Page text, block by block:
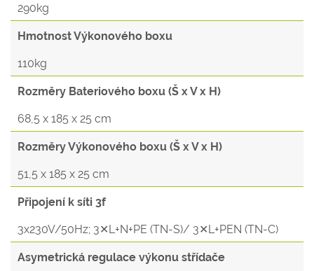
290kg
Hmotnost Výkonového boxu
110kg
Rozměry Bateriového boxu (Š x V x H)
68,5 x 185 x 25 cm
Rozměry Výkonového boxu (Š x V x H)
51,5 x 185 x 25 cm
Připojení k síti 3f
3x230V/50Hz; 3✕L+N+PE (TN-S)/ 3✕L+PEN (TN-C)
Asymetrická regulace výkonu střídače